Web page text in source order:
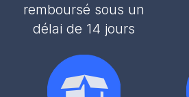
remboursé sous un
délai de 14 jours